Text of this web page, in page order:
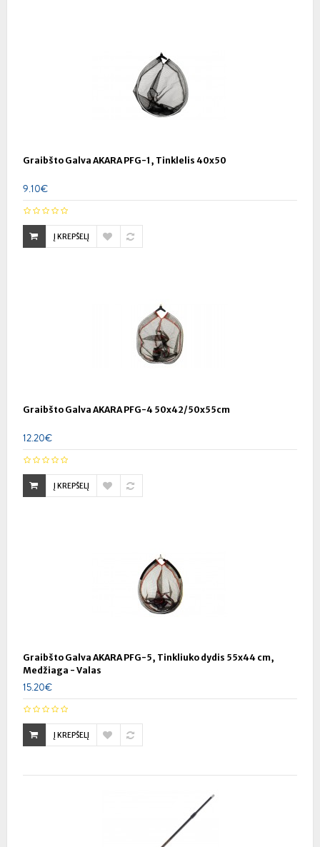
Graibšto Galva AKARA PFG-1, Tinklelis 40x50
9.10€
Į KREPŠELĮ
Graibšto Galva AKARA PFG-4 50x42/50x55cm
12.20€
Į KREPŠELĮ
Graibšto Galva AKARA PFG-5, Tinkliuko dydis 55x44 cm,
Medžiaga - Valas
15.20€
Į KREPŠELĮ